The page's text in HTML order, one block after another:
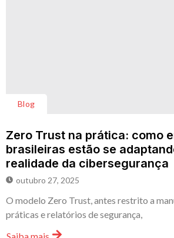
Blog
Zero Trust na prática: como
brasileiras estão se
realidade da cibersegurança
outubro 27, 2025
O modelo Zero Trust, antes restrito a
práticas e relatórios de segurança,